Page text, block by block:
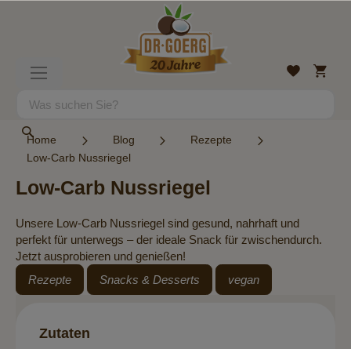
Suche
Wunschliste
Mein
Home Blog
Rezepte
Low-Carb Nussriegel
Low-Carb Nussriegel
Unsere Low-Carb Nussriegel sind gesund, nahrhaft und
perfekt für unterwegs – der ideale Snack für zwischendurch.
Jetzt ausprobieren und genießen!
Rezepte
Snacks & Desserts vegan
Zutaten